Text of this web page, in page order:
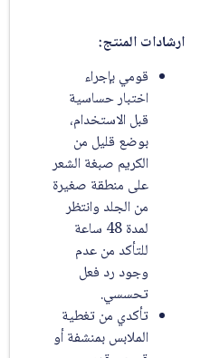
ارشادات المنتج:
قومي بإجراء
اختبار حساسية
قبل الاستخدام،
بوضع قليل من
الكريم صبغة الشعر
على منطقة صغيرة
من الجلد وانتظر
لمدة 48 ساعة
للتأكد من عدم
وجود رد فعل
تحسسي.
تأكدي من تغطية
الملابس بمنشفة أو